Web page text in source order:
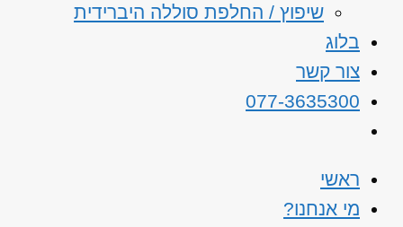
שיפוץ / החלפת סוללה היברידית
בלוג
צור קשר
077-3635300
ראשי
מי אנחנו?